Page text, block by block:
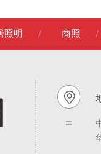
照明 商照